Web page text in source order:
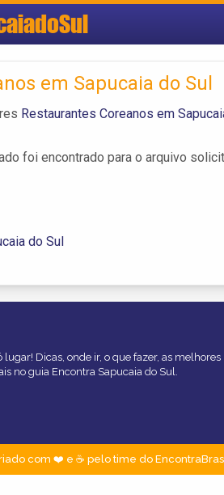
em Sapucaia do Sul
Restaurantes Coreanos em
foi encontrado para o arquivo
do Sul
Dicas, onde ir, o que fazer, as melhores
no guia Encontra Sapucaia do Sul.
com ❤️ e ☕ pelo time do